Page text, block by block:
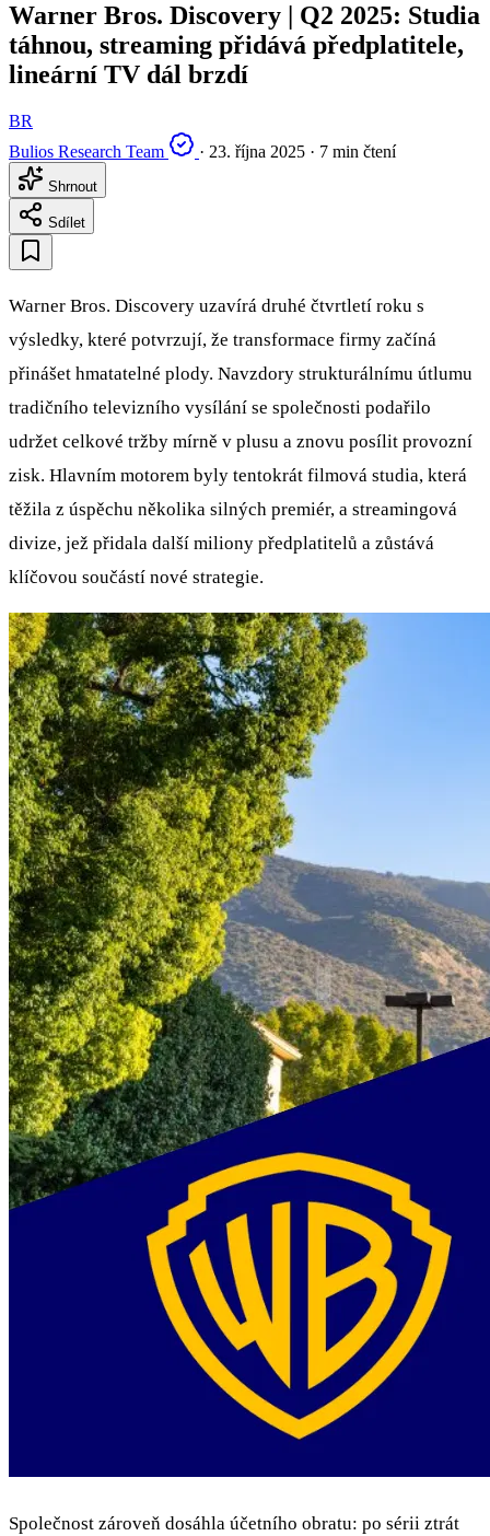
Warner Bros. Discovery | Q2 2025: Studia
táhnou, streaming přidává předplatitele,
lineární TV dál brzdí
BR
Bulios Research Team
· 23. října 2025 · 7 min čtení
Shrnout
Sdílet
Warner Bros. Discovery uzavírá druhé čtvrtletí roku s
výsledky, které potvrzují, že transformace firmy začíná
přinášet hmatatelné plody. Navzdory strukturálnímu útlumu
tradičního televizního vysílání se společnosti podařilo
udržet celkové tržby mírně v plusu a znovu posílit provozní
zisk. Hlavním motorem byly tentokrát filmová studia, která
těžila z úspěchu několika silných premiér, a streamingová
divize, jež přidala další miliony předplatitelů a zůstává
klíčovou součástí nové strategie.
Společnost zároveň dosáhla účetního obratu: po sérii ztrát